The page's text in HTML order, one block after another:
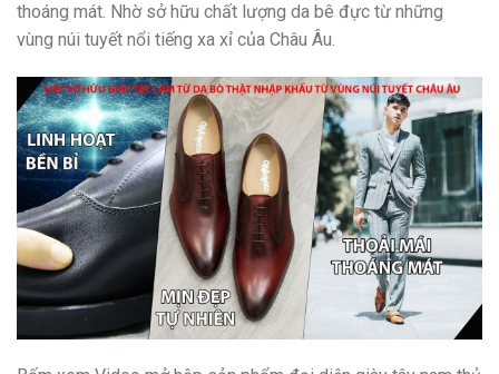
thoáng mát. Nhờ sở hữu chất lượng da bê đực từ những
vùng núi tuyết nổi tiếng xa xỉ của Châu Âu.